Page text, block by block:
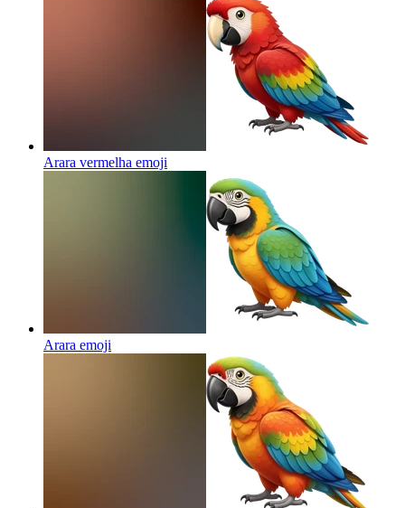
Arara vermelha emoji
Arara emoji